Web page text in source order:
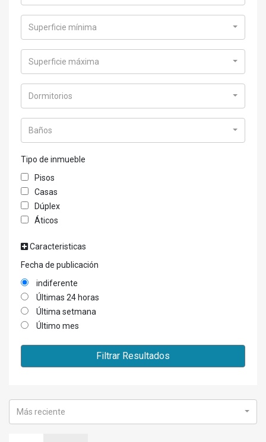
Superficie mínima
Superficie máxima
Dormitorios
Baños
Tipo de inmueble
Pisos
Casas
Dúplex
Áticos
Caracteristicas
Fecha de publicación
indiferente
Últimas 24 horas
Última setmana
Último mes
Filtrar Resultados
Más reciente